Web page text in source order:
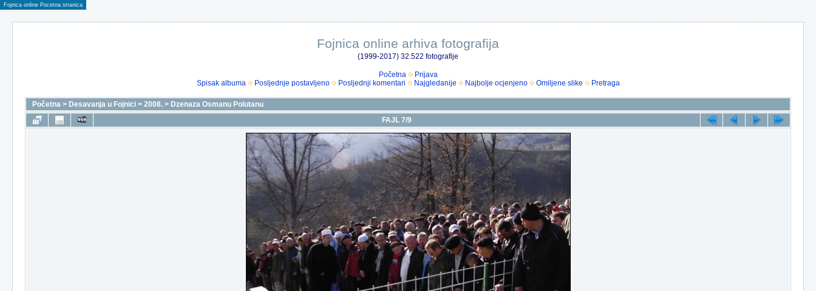
Fojnica online Pocetna stranica
Fojnica online arhiva fotografija
(1999-2017) 32.522 fotografije
Početna
Prijava
Spisak albuma
Posljednje postavljeno Posljednji komentari Najgledanije Najbolje ocjenjeno Omiljene slike Pretraga
Početna > Desavanja u Fojnici > 2008. > Dzenaza Osmanu Polutanu
FAJL 7/9